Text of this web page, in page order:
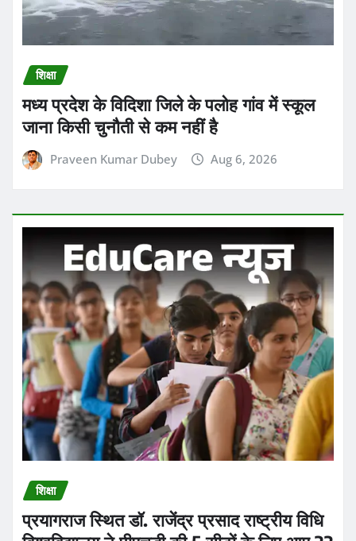
शिक्षा
मध्य प्रदेश के विदिशा जिले के पलोह गांव में स्कूल
जाना किसी चुनौती से कम नहीं है
Praveen Kumar Dubey Aug 6, 2026
शिक्षा
प्रयागराज स्थित डॉ. राजेंद्र प्रसाद राष्ट्रीय विधि
विश्वविद्यालय ने पीएचडी की 5 सीटों के लिए आए 22
आवेदनों की जांच के बाद आठ आवेदन रद्द कर दिए
Praveen Kumar Dubey Aug 5, 2026